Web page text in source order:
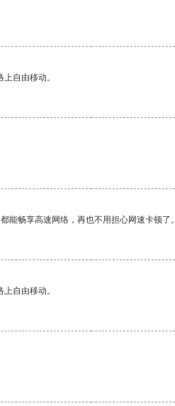
自由移动。
能畅享高速网络，再也不用担心网速卡顿了。
自由移动。